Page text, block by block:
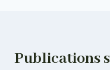
Publications